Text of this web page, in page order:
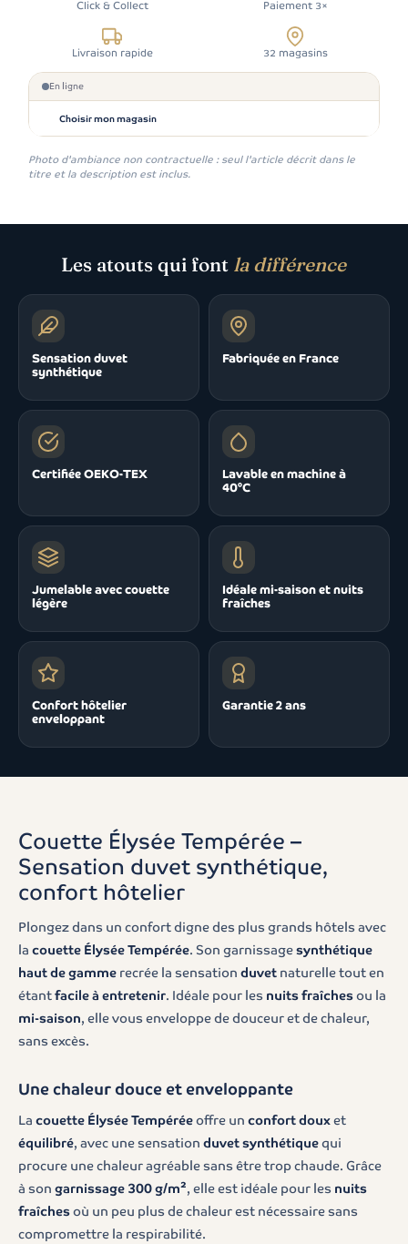
Click & Collect Paiement 3×
Livraison rapide 32 magasins
En ligne
Choisir mon magasin
Photo d'ambiance non contractuelle : seul l'article décrit dans le
titre et la description est inclus.
Les atouts qui font la différence
Sensation duvet
synthétique
Fabriquée en France
Certifiée OEKO-TEX
Lavable en machine à
40°C
Jumelable avec couette
légère
Idéale mi-saison et nuits
fraîches
Confort hôtelier
enveloppant
Garantie 2 ans
Couette Élysée Tempérée –
Sensation duvet synthétique,
confort hôtelier
Plongez dans un confort digne des plus grands hôtels avec
la couette Élysée Tempérée. Son garnissagesynthétique
haut de gammerecrée la sensation duvetnaturelle tout en
étantfacile à entretenir. Idéale pour les nuits fraîchesou la
mi-saison, elle vous enveloppe de douceur et de chaleur,
sans excès.
Une chaleur douce et enveloppante
La couette Élysée Tempéréeoffre un confort douxet
équilibré, avec une sensation duvet synthétiquequi
procure une chaleur agréable sans être trop chaude. Grâce
à son garnissage 300 g/m², elle est idéale pour les nuits
fraîchesoù un peu plus de chaleur est nécessaire sans
compromettre la respirabilité.